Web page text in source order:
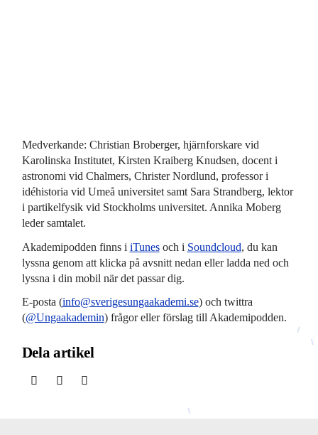
Medverkande: Christian Broberger, hjärnforskare vid
Karolinska Institutet, Kirsten Kraiberg Knudsen, docent i
astronomi vid Chalmers, Christer Nordlund, professor i
idéhistoria vid Umeå universitet samt Sara Strandberg, lektor
i partikelfysik vid Stockholms universitet. Annika Moberg
leder samtalet.
Akademipodden finns i iTunesoch i Soundcloud, du kan
lyssna genom att klicka på avsnitt nedan eller ladda ned och
lyssna i din mobil när det passar dig.
E-posta (info@sverigesungaakademi.se) och twittra
(@Ungaakademin) frågor eller förslag till Akademipodden.
Dela artikel